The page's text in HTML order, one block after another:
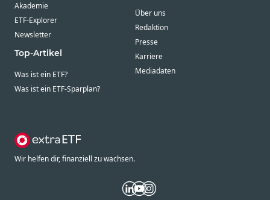
Akademie
ETF-Explorer
Newsletter
Top-Artikel
Was ist ein ETF?
Was ist ein ETF-Sparplan?
Über uns
Redaktion
Presse
Karriere
Mediadaten
Wir helfen dir, finanziell zu wachsen.